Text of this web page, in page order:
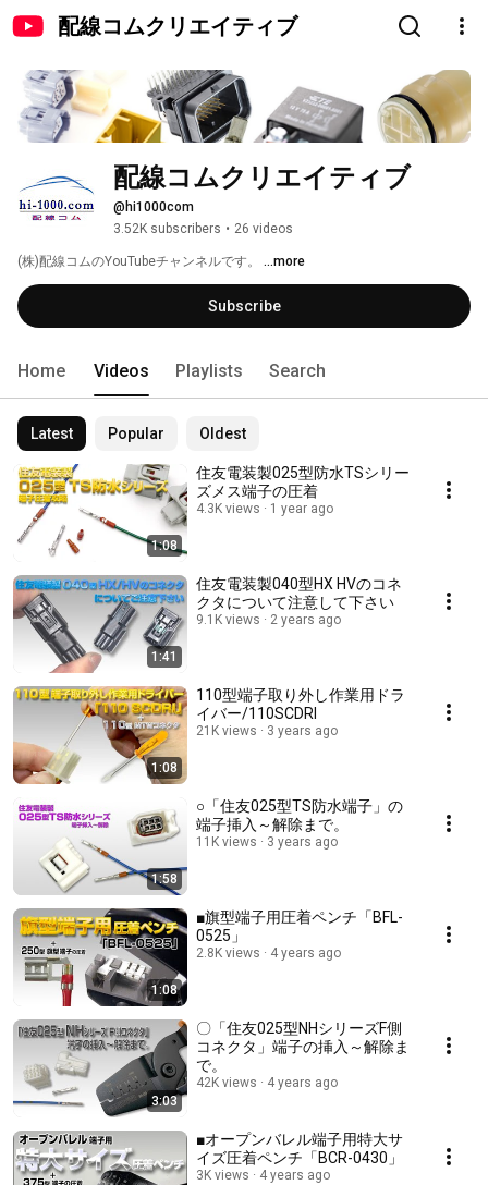
配線コムクリエイティブ
配線コムクリエイティブ
@hi1000com
3.52K subscribers • 26 videos
(株)配線コムのYouTubeチャンネルです。 ...more
Subscribe
Home Videos Playlists Search
Latest Popular Oldest
1:08
住友電装製025型防水TSシリー
ズメス端子の圧着
4.3K views 1 year ago
1:41
住友電装製040型HX HVのコネ
クタについて注意して下さい
9.1K views 2 years ago
1:08
110型端子取り外し作業用ドラ
イバー/110SCDRI
21K views 3 years ago
1:58
○「住友025型TS防水端子」の
端子挿入～解除まで。
11K views 3 years ago
1:08
■旗型端子用圧着ペンチ「BFL-
0525」
2.8K views 4 years ago
3:03
〇「住友025型NHシリーズF側
コネクタ」端子の挿入～解除ま
で。
42K views 4 years ago
■オープンバレル端子用特大サ
イズ圧着ペンチ「BCR-0430」
3K views 4 years ago